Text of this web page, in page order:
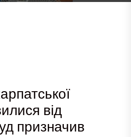
від
призначив